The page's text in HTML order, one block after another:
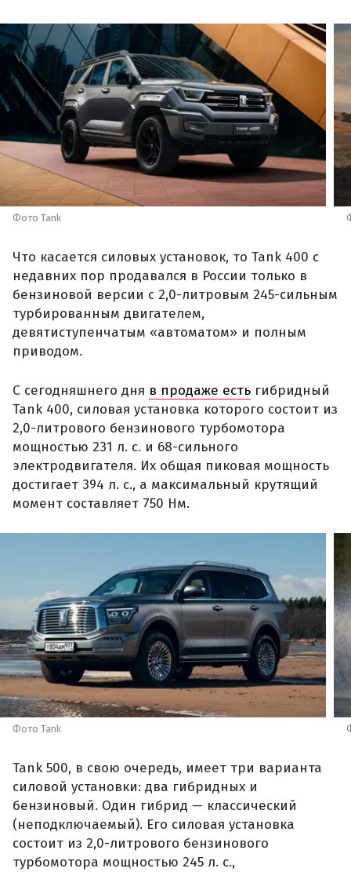
Фото Tank
Что касается силовых установок, то Tank 400 с
недавних пор продавался в России только в
бензиновой версии с 2,0-литровым 245-сильным
турбированным двигателем,
девятиступенчатым «автоматом» и полным
приводом.
С сегодняшнего дня в продаже есть гибридный
Tank 400, силовая установка которого состоит из
2,0-литрового бензинового турбомотора
мощностью 231 л. с. и 68-сильного
электродвигателя. Их общая пиковая мощность
достигает 394 л. с., а максимальный крутящий
момент составляет 750 Нм.
Фото Tank
Tank 500, в свою очередь, имеет три варианта
силовой установки: два гибридных и
бензиновый. Один гибрид — классический
(неподключаемый). Его силовая установка
состоит из 2,0-литрового бензинового
турбомотора мощностью 245 л. с.,